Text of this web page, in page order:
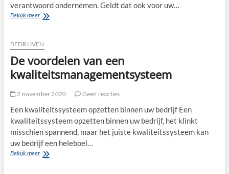
verantwoord ondernemen. Geldt dat ook voor uw…
Bekijk meerWaarom
is
om
een
loods
te
BEDRIJVEN
De voordelen van een
kwaliteitsmanagementsysteem
2 november 2020 Geen reacties
Een kwaliteitssysteem opzetten binnen uw bedrijf Een
kwaliteitssysteem opzetten binnen uw bedrijf, het klinkt
misschien spannend, maar het juiste kwaliteitssysteem kan
uw bedrijf een heleboel…
Bekijk meerDe